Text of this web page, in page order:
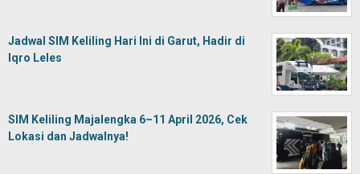
Jadwal SIM Keliling Hari Ini di Garut, Hadir di
Iqro Leles
SIM Keliling Majalengka 6–11 April 2026, Cek
Lokasi dan Jadwalnya!